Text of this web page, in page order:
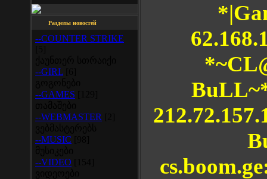
Разделы новостей
--COUNTER STRIKE
--GIRL
--GAMES
--WEBMASTER
--MUSIC
--VIDEO